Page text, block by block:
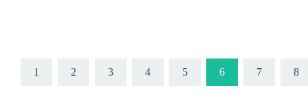
1 2 3 4 5 6 7 8